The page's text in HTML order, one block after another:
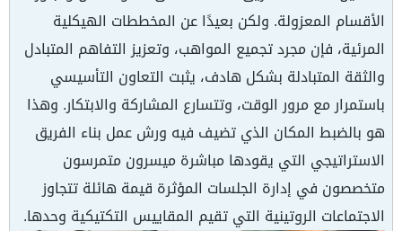
الأقسام المعزولة. ولكن بعيدًا عن المخططات الهيكلية
المرئية، فإن مجرد تجميع المواهب، وتعزيز التفاهم المتبادل
والثقة المتبادلة بشكل هادف، يثبت التعاون التأسيسي
باستمرار مع مرور الوقت، وتتسارع المشاركة والابتكار. وهذا
هو بالضبط المكان الذي تضيف فيه ورش عمل بناء الفريق
الاستراتيجي التي يقودها مباشرة ميسرون متمرسون
متخصصون في إدارة الجلسات المؤثرة قيمة هائلة تتجاوز
الاجتماعات الروتينية التي تقيم المقاييس التكتيكية وحدها.